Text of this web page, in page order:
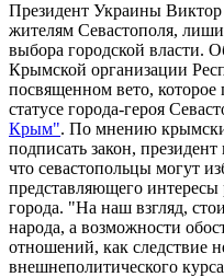
Президент Украины
жителям Севастополя,
выбора городской власти.
Крымской организации
посвященном вето, которое
статусе города-героя
Крым". По мнению
подписать закон,
что севастопольцы могут
представляющего интересы
города. "На наш взгляд,
народа, а возможности
отношений, как следствие
внешнеполитического